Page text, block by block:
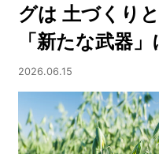
グは 土づくり
「新たな武器
2026.06.15